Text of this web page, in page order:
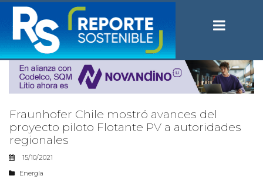
Fraunhofer Chile mostró avances del
proyecto piloto Flotante PV a autoridades
regionales
15/10/2021
Energía